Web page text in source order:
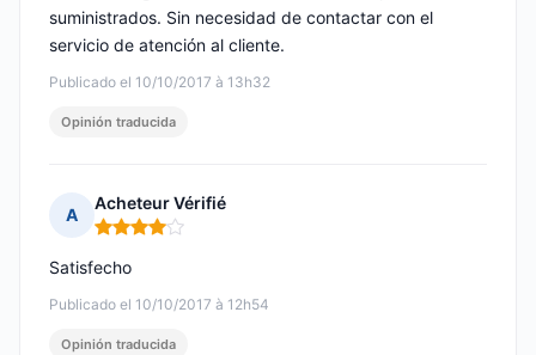
Publicado el 10/10/2017 à 13h32
suministrados. Sin necesidad de contactar con el
servicio de atención al cliente.
Opinión traducida
A
Acheteur Vérifié
Nota: 4 de 5
Publicado el 10/10/2017 à 12h54
Satisfecho
Opinión traducida